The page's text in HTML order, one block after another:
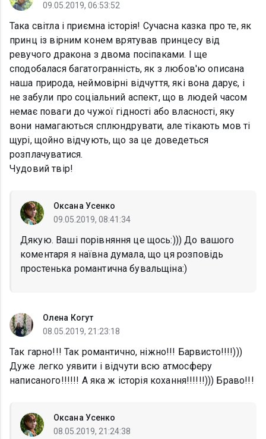
09.05.2019, 06:53:52
Така світла і приємна історія! Сучасна казка про те, як
принц із вірним конем врятував принцесу від
ревучого дракона з двома посіпаками. І ще
сподобалася багатогранність, як з любов'ю описана
наша природа, неймовірні відчуття, які вона дарує, і
не забули про соціальний аспект, що в людей часом
немає поваги до чужої гідності або власності, яку
вони намагаються сплюндрувати, але тікають мов ті
щурі, щойно відчують, що за це доведеться
розплачуватися.
Чудовий твір!
Оксана Усенко
09.05.2019, 08:41:34
Дякую. Ваші порівняння це щось:))) До вашого
коментаря я наївна думала, що ця розповідь
простенька романтична бувальщіна:)
Олена Когут
08.05.2019, 21:23:18
Так гарно!!! Так романтично, ніжно!!! Барвисто!!!!)))
Дуже легко уявити і відчути всю атмосферу
написаного!!!!!! А яка ж історія кохання!!!!!!))) Браво!!!
Оксана Усенко
08.05.2019, 21:24:38